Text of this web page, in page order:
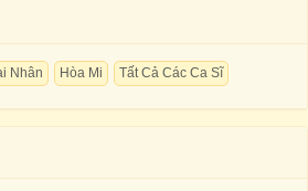
Nhân Hòa Mi Tất Cả Các Ca Sĩ